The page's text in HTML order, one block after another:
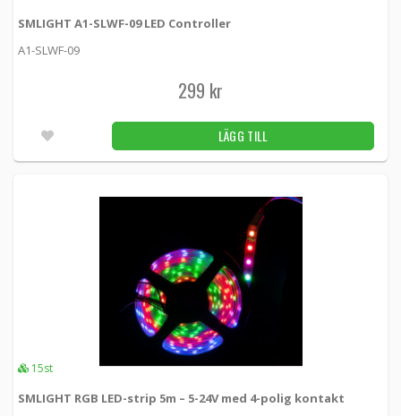
SMLIGHT A1-SLWF-09 LED Controller
A1-SLWF-09
299 kr
LÄGG TILL
15st
SMLIGHT RGB LED-strip 5m – 5-24V med 4-polig kontakt